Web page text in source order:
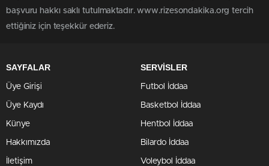
başvuru hakkı saklı tutulmaktadır. www.rizesondakika.org tercih
ettiğiniz için teşekkür ederiz.
SAYFALAR
Üye Girişi
Üye Kaydı
Künye
Hakkımızda
İletişim
SERVİSLER
Futbol İddaa
Basketbol İddaa
Hentbol İddaa
Bilardo İddaa
Voleybol İddaa